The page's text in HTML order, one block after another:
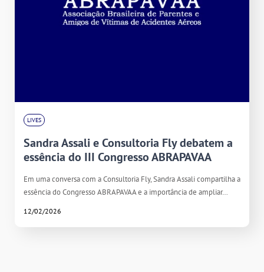
LIVES
Sandra Assali e Consultoria Fly debatem a
essência do III Congresso ABRAPAVAA
Em uma conversa com a Consultoria Fly, Sandra Assali compartilha a
essência do Congresso ABRAPAVAA e a importância de ampliar…
12/02/2026